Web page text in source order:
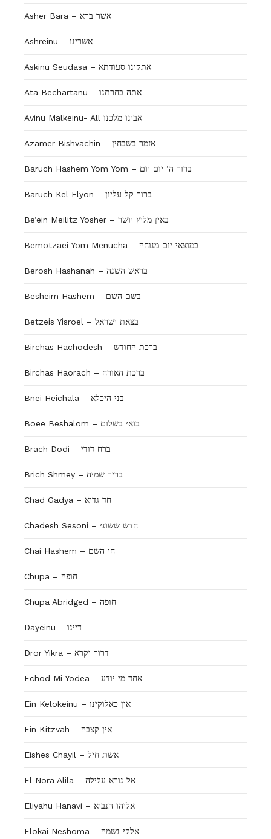
Asher Bara – אשר ברא
Ashreinu – אשרינו
Askinu Seudasa – אתקינו סעודתא
Ata Bechartanu – אתה בחרתנו
Avinu Malkeinu- All אבינו מלכנו
Azamer Bishvachin – אזמר בשבחין
Baruch Hashem Yom Yom – ברוך ה’ יום יום
Baruch Kel Elyon – ברוך קל עליון
Be’ein Meilitz Yosher – באין מליץ יושר
Bemotzaei Yom Menucha – במוצאי יום מנוחה
Berosh Hashanah – בראש השנה
Besheim Hashem – בשם השם
Betzeis Yisroel – בצאת ישראל
Birchas Hachodesh – ברכת החודש
Birchas Haorach – ברכת האורח
Bnei Heichala – בני היכלא
Boee Beshalom – בואי בשלום
Brach Dodi – ברח דודי
Brich Shmey – בריך שמיה
Chad Gadya – חד גדיא
Chadesh Sesoni – חדש ששוני
Chai Hashem – חי השם
Chupa – חופה
Chupa Abridged – חופה
Dayeinu – דיינו
Dror Yikra – דרור יקרא
Echod Mi Yodea – אחד מי יודע
Ein Kelokeinu – אין כאלוקינו
Ein Kitzvah – אין קצבה
Eishes Chayil – אשת חיל
El Nora Alila – אל נורא עלילה
Eliyahu Hanavi – אליהו הנביא
Elokai Neshoma – אלקי נשמה